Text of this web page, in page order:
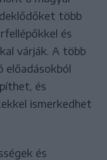
több
és
várják. A több
előadásokból
és
ismerkedhet
és